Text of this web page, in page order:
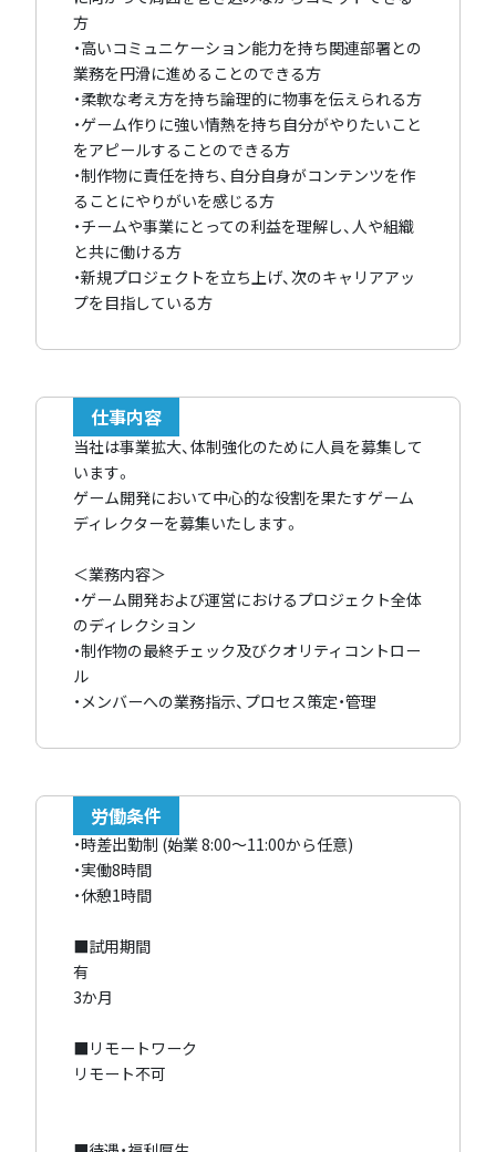
方
・高いコミュニケーション能力を持ち関連部署との
業務を円滑に進めることのできる方
・柔軟な考え方を持ち論理的に物事を伝えられる方
・ゲーム作りに強い情熱を持ち自分がやりたいこと
をアピールすることのできる方
・制作物に責任を持ち、自分自身がコンテンツを作
ることにやりがいを感じる方
・チームや事業にとっての利益を理解し、人や組織
と共に働ける方
・新規プロジェクトを立ち上げ、次のキャリアアッ
プを目指している方
仕事内容
当社は事業拡大、体制強化のために人員を募集して
います。
ゲーム開発において中心的な役割を果たすゲーム
ディレクターを募集いたします。
＜業務内容＞
・ゲーム開発および運営におけるプロジェクト全体
のディレクション
・制作物の最終チェック及びクオリティコントロー
ル
・メンバーへの業務指示、プロセス策定・管理
労働条件
・時差出勤制 (始業 8:00～11:00から任意)
・実働8時間
・休憩1時間
■試用期間
有
3か月
■リモートワーク
リモート不可